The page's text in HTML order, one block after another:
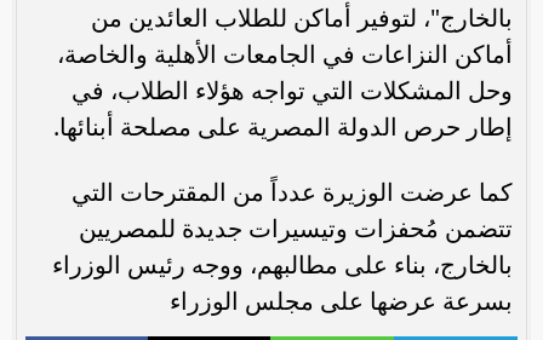
بالخارج"، لتوفير أماكن للطلاب العائدين من
أماكن النزاعات في الجامعات الأهلية والخاصة،
وحل المشكلات التي تواجه هؤلاء الطلاب، في
إطار حرص الدولة المصرية على مصلحة أبنائها.
كما عرضت الوزيرة عدداً من المقترحات التي
تتضمن مُحفزات وتيسيرات جديدة للمصريين
بالخارج، بناء على مطالبهم، ووجه رئيس الوزراء
بسرعة عرضها على مجلس الوزراء